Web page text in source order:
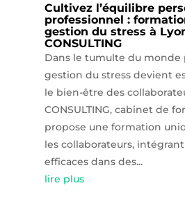
Cultivez l’équilibre
professionnel :
gestion du stress à
CONSULTING
Dans le tumulte du monde
gestion du stress devient
le bien-être des
CONSULTING, cabinet de
propose une formation
les collaborateurs,
efficaces dans des...
lire plus